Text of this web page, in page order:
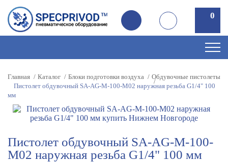
0
0
Главная Каталог Блоки подготовки воздуха
Обдувочные пистолеты
Пистолет обдувочный SA-AG-M-100-M02 наружная резьба G1/4" 100
мм
Пистолет обдувочный SA-AG-M-100-
M02 наружная резьба G1/4" 100 мм